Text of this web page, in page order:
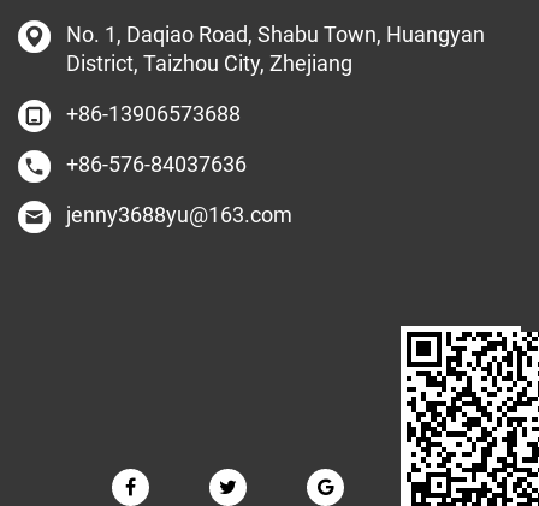
No. 1, Daqiao Road, Shabu Town, Huangyan
District, Taizhou City, Zhejiang
+86-13906573688
+86-576-84037636
jenny3688yu@163.com